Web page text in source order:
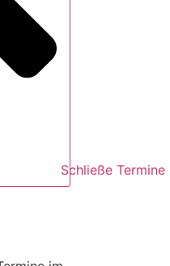
Schließe Termine